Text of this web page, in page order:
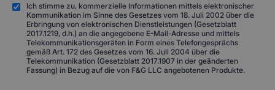
Ich stimme zu, kommerzielle Informationen mittels elektronischer
Kommunikation im Sinne des Gesetzes vom 18. Juli 2002 über die
Erbringung von elektronischen Dienstleistungen (Gesetzblatt
2017.1219, d.h.) an die angegebene E-Mail-Adresse und mittels
Telekommunikationsgeräten in Form eines Telefongesprächs
gemäß Art. 172 des Gesetzes vom 16. Juli 2004 über die
Telekommunikation (Gesetzblatt 2017.1907 in der geänderten
Fassung) in Bezug auf die von F&G LLC angebotenen Produkte.